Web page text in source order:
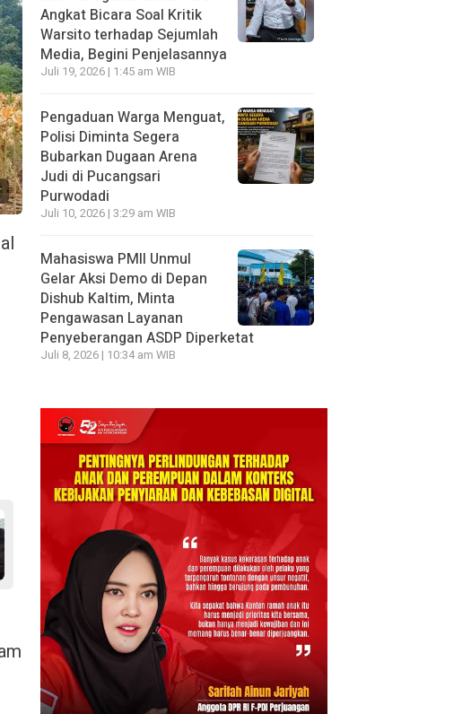
Angkat Bicara Soal Kritik
Warsito terhadap Sejumlah
Media, Begini Penjelasannya
Juli 19, 2026 | 1:45 am WIB
Pengaduan Warga Menguat,
Polisi Diminta Segera
Bubarkan Dugaan Arena
Judi di Pucangsari
Purwodadi
Juli 10, 2026 | 3:29 am WIB
Mahasiswa PMII Unmul
Gelar Aksi Demo di Depan
Dishub Kaltim, Minta
Pengawasan Layanan
Penyeberangan ASDP Diperketat
Juli 8, 2026 | 10:34 am WIB